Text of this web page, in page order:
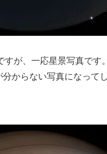
が、一応星景写真です。
からない写真になって